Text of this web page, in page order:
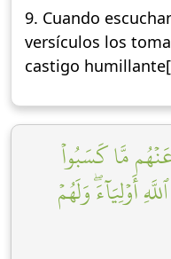
9. Cuando
versículos los
castigo
مَّا كَسَبُواْ
أَوۡلِيَآءَۖ وَلَهُمۡ